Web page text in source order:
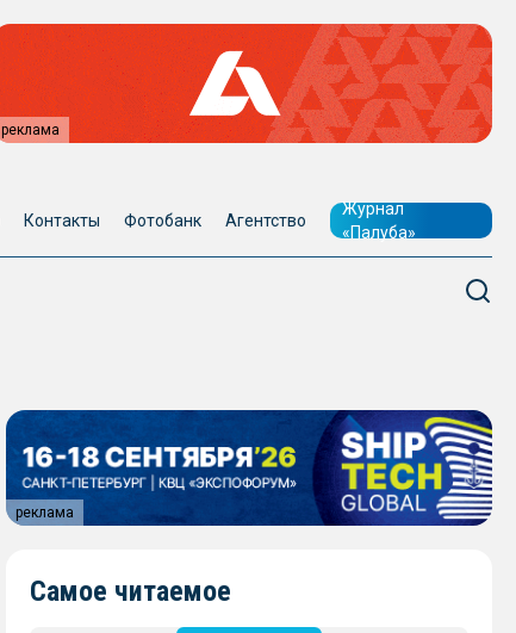
реклама
Контакты Фотобанк Агентство
Журнал
«Палуба»
реклама
Самое читаемое